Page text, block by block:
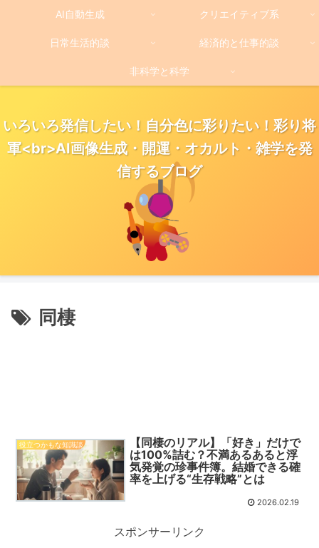
いろいろ発信したい！自分色に彩りたい！彩り将
軍<br>AI画像生成・開運・オカルト・雑学を発
信するブログ
AI自動生成 クリエイティブ系
日常生活的談 経済的と仕事的談
非科学と科学
同棲
役立つかもな知識談
【同棲のリアル】「好き」だけで
は100%詰む？不満あるあると浮
気発覚の珍事件簿。結婚できる確
率を上げる“生存戦略”とは
2026.02.19
スポンサーリンク